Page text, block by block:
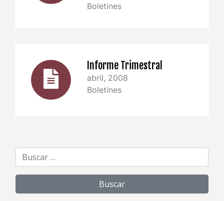
Boletines
Informe Trimestral
abril, 2008
Boletines
Buscar: